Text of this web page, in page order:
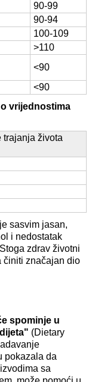
90-99
90-94
100-109
>110
<90
<90
vrijednostima
trajanja života
sasvim jasan,
i nedostatak
zdrav životni
činiti značajan dio
spominje u
(Dietary
pokazala da
sa